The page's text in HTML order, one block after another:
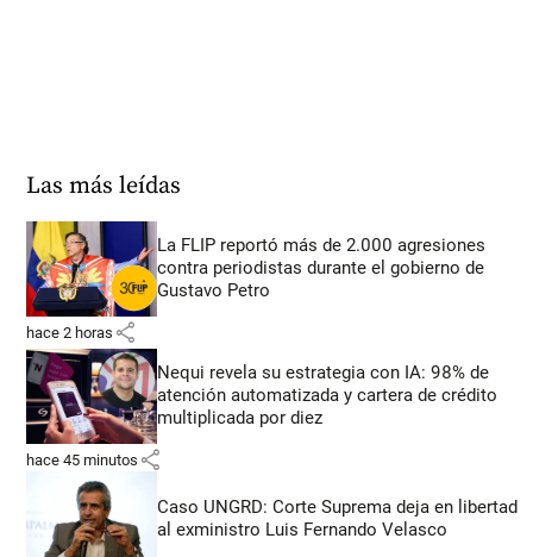
Las más leídas
La FLIP reportó más de 2.000 agresiones
contra periodistas durante el gobierno de
Gustavo Petro
hace 2 horas share
Nequi revela su estrategia con IA: 98% de
atención automatizada y cartera de crédito
multiplicada por diez
hace 45 minutos share
Caso UNGRD: Corte Suprema deja en libertad
al exministro Luis Fernando Velasco